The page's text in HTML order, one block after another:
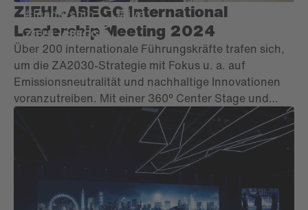
#leadership #live
ZIEHL-ABEGG International
Leadership Meeting 2024
Über 200 internationale Führungskräfte trafen sich,
um die ZA2030-Strategie mit Fokus u. a. auf
Emissionsneutralität und nachhaltige Innovationen
voranzutreiben. Mit einer 360° Center Stage und
interaktiven Formaten initiierten wir lebendigen
Austausch. Die emotionale Award-Night krönte das
International Leadership Meeting und schuf
unvergessliche Erinnerungen.